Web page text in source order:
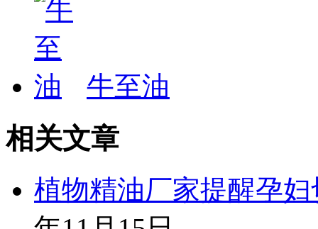
牛至油
相关文章
植物精油厂家提醒孕